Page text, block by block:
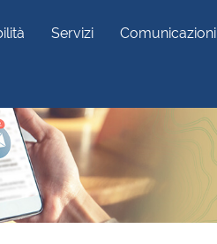
Servizi Comunicazioni